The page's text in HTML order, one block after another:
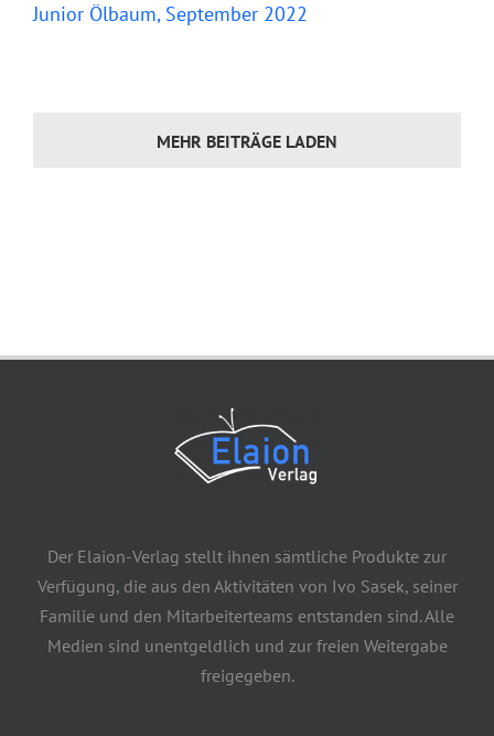
Junior Ölbaum, September 2022
MEHR BEITRÄGE LADEN
Der Elaion-Verlag stellt ihnen sämtliche Produkte zur
Verfügung, die aus den Aktivitäten von Ivo Sasek, seiner
Familie und den Mitarbeiterteams entstanden sind. Alle
Medien sind unentgeldlich und zur freien Weitergabe
freigegeben.